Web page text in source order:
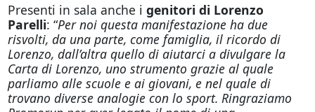
Presenti in sala anche i genitori di Lorenzo
Parelli: “Per noi questa manifestazione ha due
risvolti, da una parte, come famiglia, il ricordo di
Lorenzo, dall’altra quello di aiutarci a divulgare la
Carta di Lorenzo, uno strumento grazie al quale
parliamo alle scuole e ai giovani, e nel quale di
trovano diverse analogie con lo sport. Ringraziamo